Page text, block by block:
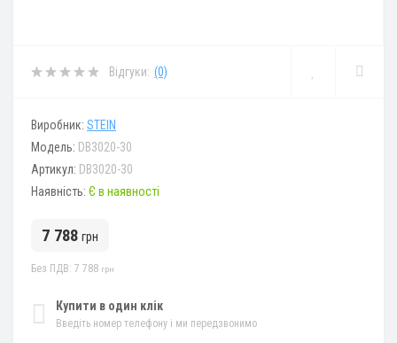
Відгуки: (0)
Виробник: STEIN
Модель: DB3020-30
Артикул: DB3020-30
Наявність: Є в наявності
7 788 грн
Без ПДВ: 7 788 грн
Купити в один клік
Введіть номер телефону і ми передзвонимо